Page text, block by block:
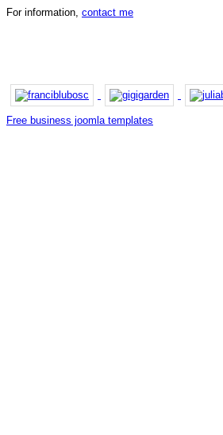
For information, contact me
Free business joomla templates